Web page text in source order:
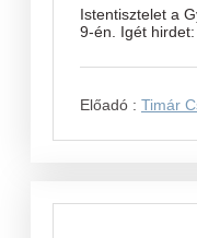
Istentisztelet a
9-én. Igét
Előadó : Timár